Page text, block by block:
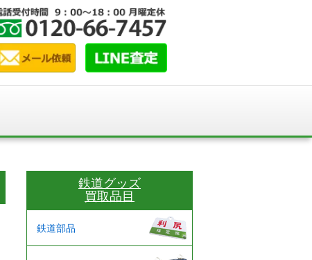
鉄道グッズ
買取品目
鉄道部品